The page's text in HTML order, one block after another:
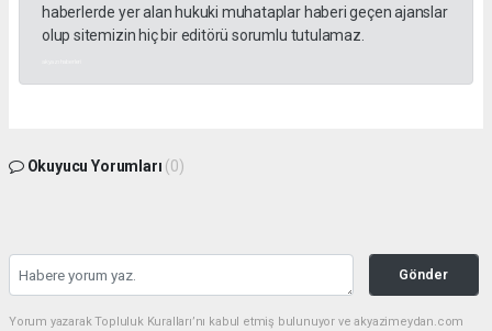
haberlerde yer alan hukuki muhataplar haberi geçen ajanslar
olup sitemizin hiç bir editörü sorumlu tutulamaz.
Okuyucu Yorumları (0)
Gönder
Yorum yazarak Topluluk Kuralları’nı kabul etmiş bulunuyor ve akyazimeydan.com